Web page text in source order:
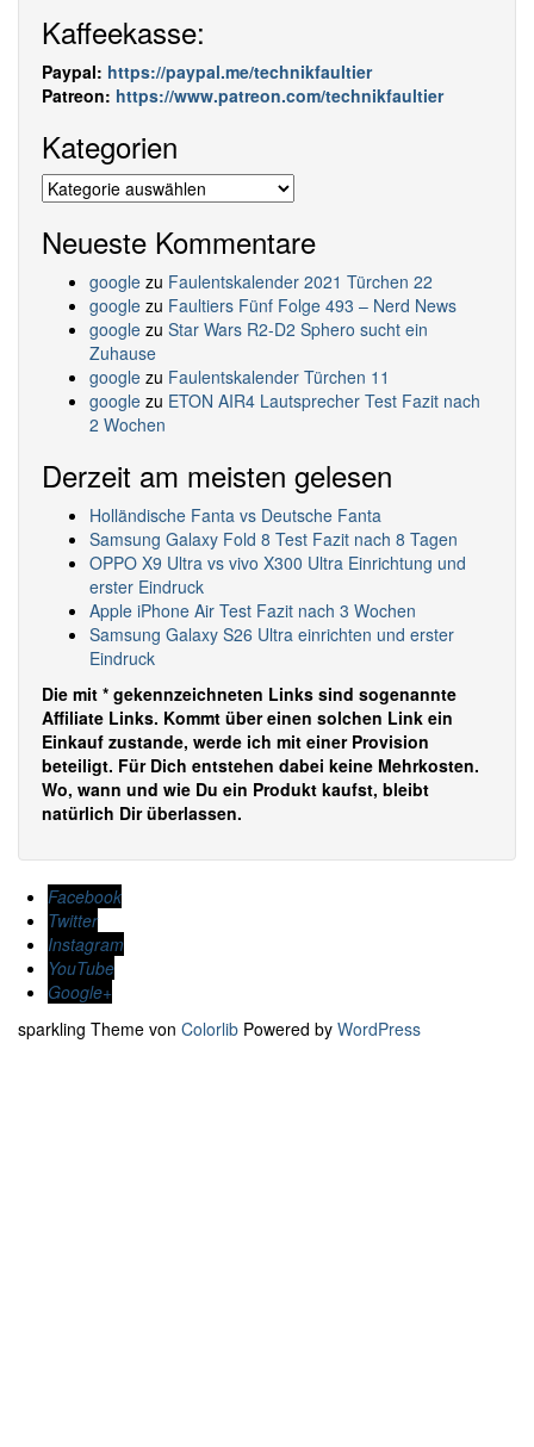
Kaffeekasse:
Paypal: https://paypal.me/technikfaultier
Patreon: https://www.patreon.com/technikfaultier
Kategorien
Kategorien
Neueste Kommentare
google zu Faulentskalender 2021 Türchen 22
google zu Faultiers Fünf Folge 493 – Nerd News
google zu Star Wars R2-D2 Sphero sucht ein
Zuhause
google zu Faulentskalender Türchen 11
google zu ETON AIR4 Lautsprecher Test Fazit nach
2 Wochen
Derzeit am meisten gelesen
Holländische Fanta vs Deutsche Fanta
Samsung Galaxy Fold 8 Test Fazit nach 8 Tagen
OPPO X9 Ultra vs vivo X300 Ultra Einrichtung und
erster Eindruck
Apple iPhone Air Test Fazit nach 3 Wochen
Samsung Galaxy S26 Ultra einrichten und erster
Eindruck
Die mit * gekennzeichneten Links sind sogenannte
Affiliate Links. Kommt über einen solchen Link ein
Einkauf zustande, werde ich mit einer Provision
beteiligt. Für Dich entstehen dabei keine Mehrkosten.
Wo, wann und wie Du ein Produkt kaufst, bleibt
natürlich Dir überlassen.
Facebook
Twitter
Instagram
YouTube
Google+
sparkling Theme von Colorlib Powered by WordPress